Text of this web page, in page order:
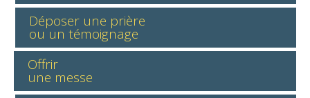
Déposer une prière
ou un témoignage
Offrir
une messe